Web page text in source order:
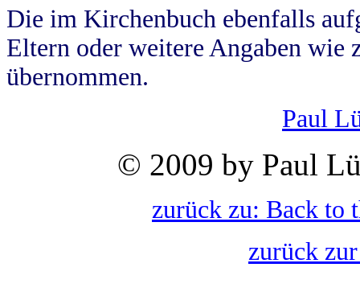
Die im Kirchenbuch ebenfalls
Eltern oder weitere Angaben wie
übernommen.
Paul
© 2009 by Paul
zurück zu: Back to
zurück